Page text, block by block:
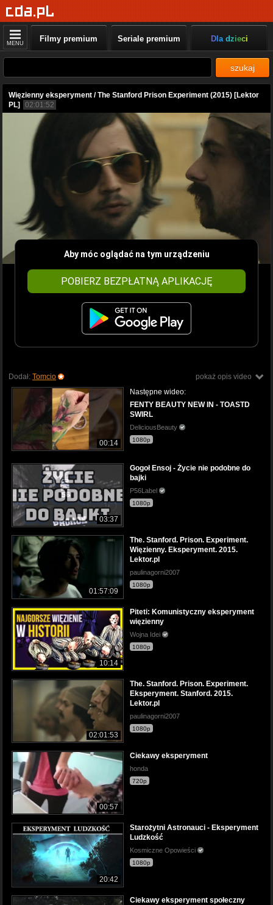
MENU Filmy premium Seriale premium Dla dzieci
szukaj
Więzienny eksperyment / The Stanford Prison Experiment (2015) [Lektor
PL]
02:01:52
Aby móc oglądać na tym urządzeniu
POBIERZ BEZPŁATNĄ APLIKACJĘ
pokaż opis video
Dodał: Tomcio
00:14
Następne wideo:
FENTY BEAUTY NEW IN - TOASTD
SWIRL
DeliciousBeauty
1080p
03:37
Gogoł Ensoj - Życie nie podobne do
bajki
P56Label
1080p
01:57:09
The. Stanford. Prison. Experiment.
Więzienny. Eksperyment. 2015.
Lektor.pl
paulinagorni2007
1080p
10:14
Piteti: Komunistyczny eksperyment
więzienny
Wojna Idei
1080p
02:01:53
The. Stanford. Prison. Experiment.
Eksperyment. Stanford. 2015.
Lektor.pl
paulinagorni2007
1080p
00:57
Ciekawy eksperyment
honda
720p
20:42
Starożytni Astronauci - Eksperyment
Ludzkość
Kosmiczne Opowieści
1080p
Ciekawy eksperyment społeczny